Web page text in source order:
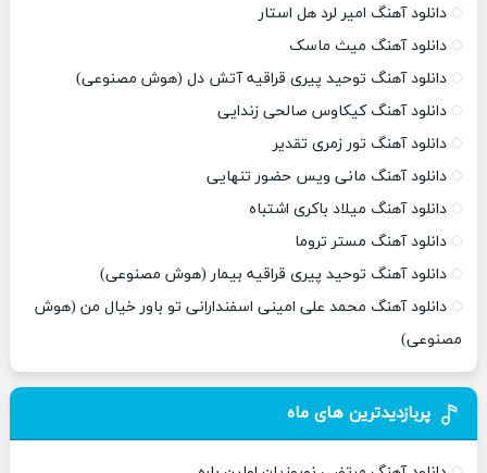
دانلود آهنگ امیر لرد هل استار
دانلود آهنگ میث ماسک
دانلود آهنگ توحید پیری قراقیه آتش دل (هوش مصنوعی)
دانلود آهنگ کیکاوس صالحی زندایی
دانلود آهنگ تور زمری تقدیر
دانلود آهنگ مانی ویس حضور تنهایی
دانلود آهنگ میلاد باکری اشتباه
دانلود آهنگ مستر تروما
دانلود آهنگ توحید پیری قراقیه بیمار (هوش مصنوعی)
دانلود آهنگ محمد علی امینی اسفندارانی تو باور خیال من (هوش
مصنوعی)
پربازدیدترین های ماه